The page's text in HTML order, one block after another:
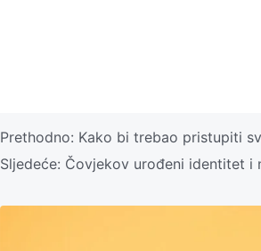
Prethodno: Kako bi trebao pristupiti
Sljedeće: Čovjekov urođeni identitet i